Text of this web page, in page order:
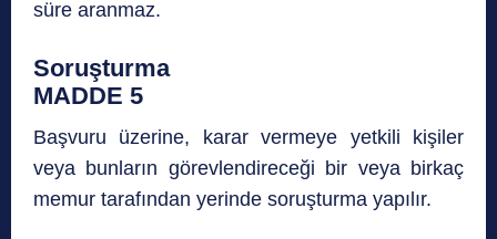
süre aranmaz.
Soruşturma
MADDE 5
Başvuru üzerine, karar vermeye yetkili kişiler
veya bunların görevlendireceği bir veya birkaç
memur tarafından yerinde soruşturma yapılır.